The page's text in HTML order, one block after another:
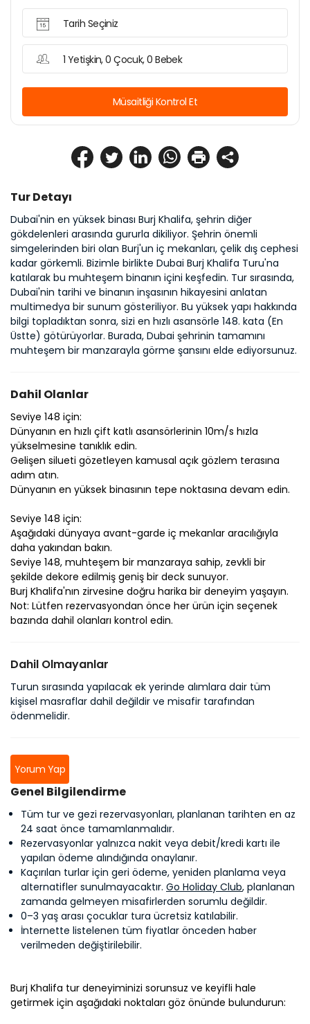
Tur Detayı
Dubai'nin en yüksek binası Burj Khalifa, şehrin diğer
gökdelenleri arasında gururla dikiliyor. Şehrin önemli
simgelerinden biri olan Burj'un iç mekanları, çelik dış cephesi
kadar görkemli. Bizimle birlikte Dubai Burj Khalifa Turu'na
katılarak bu muhteşem binanın içini keşfedin. Tur sırasında,
Dubai'nin tarihi ve binanın inşasının hikayesini anlatan
multimedya bir sunum gösteriliyor. Bu yüksek yapı hakkında
bilgi topladıktan sonra, sizi en hızlı asansörle 148. kata (En
Üstte) götürüyorlar. Burada, Dubai şehrinin tamamını
muhteşem bir manzarayla görme şansını elde ediyorsunuz.
Dahil Olanlar
Seviye 148 için:
Dünyanın en hızlı çift katlı asansörlerinin 10m/s hızla
yükselmesine tanıklık edin.
Gelişen silueti gözetleyen kamusal açık gözlem terasına
adım atın.
Dünyanın en yüksek binasının tepe noktasına devam edin.
Seviye 148 için:
Aşağıdaki dünyaya avant-garde iç mekanlar aracılığıyla
daha yakından bakın.
Seviye 148, muhteşem bir manzaraya sahip, zevkli bir
şekilde dekore edilmiş geniş bir deck sunuyor.
Burj Khalifa'nın zirvesine doğru harika bir deneyim yaşayın.
Not: Lütfen rezervasyondan önce her ürün için seçenek
bazında dahil olanları kontrol edin.
Dahil Olmayanlar
Turun sırasında yapılacak ek yerinde alımlara dair tüm
kişisel masraflar dahil değildir ve misafir tarafından
ödenmelidir.
Yorum Yap
Genel Bilgilendirme
Tüm tur ve gezi rezervasyonları, planlanan tarihten en az
24 saat önce tamamlanmalıdır.
Rezervasyonlar yalnızca nakit veya debit/kredi kartı ile
yapılan ödeme alındığında onaylanır.
Kaçırılan turlar için geri ödeme, yeniden planlama veya
alternatifler sunulmayacaktır. Go Holiday Club, planlanan
zamanda gelmeyen misafirlerden sorumlu değildir.
0–3 yaş arası çocuklar tura ücretsiz katılabilir.
İnternette listelenen tüm fiyatlar önceden haber
verilmeden değiştirilebilir.
Burj Khalifa tur deneyiminizi sorunsuz ve keyifli hale
getirmek için aşağıdaki noktaları göz önünde bulundurun:
Tarih Seçiniz
1 Yetişkin, 0 Çocuk, 0 Bebek
Müsaitliği Kontrol Et